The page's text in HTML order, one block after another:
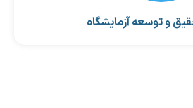
و توسعه آزمایشگاه